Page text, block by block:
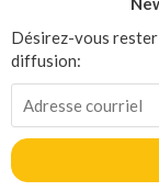
Désirez-vous
diffusion: